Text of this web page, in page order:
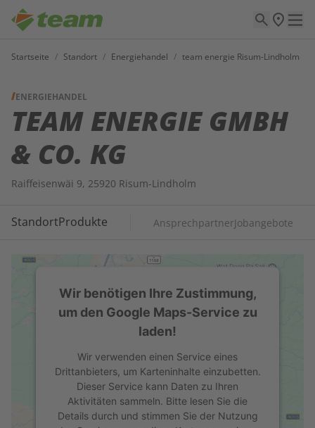
Startseite / Standort / Energiehandel / team energie Risum-Lindholm
ENERGIEHANDEL
TEAM ENERGIE GMBH
& CO. KG
Raiffeisenwäi 9, 25920 Risum-Lindholm
StandortProdukte AnsprechpartnerJobangebote
Wir benötigen Ihre Zustimmung,
um den Google Maps-Service zu
laden!
Wir verwenden einen Service eines
Drittanbieters, um Karteninhalte einzubetten.
Dieser Service kann Daten zu Ihren
Aktivitäten sammeln. Bitte lesen Sie die
Details durch und stimmen Sie der Nutzung